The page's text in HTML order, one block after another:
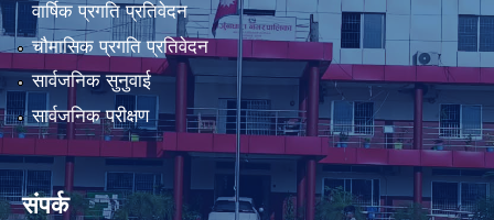
वार्षिक प्रगति प्रतिवेदन
चौमासिक प्रगति प्रतिवेदन
सार्वजनिक सुनुवाई
सार्वजनिक परीक्षण
संपर्क